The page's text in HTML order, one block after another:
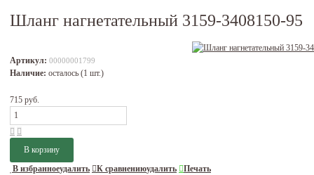
Шланг нагнетательный 3159-3408150-95
Артикул: 00000001799
Наличие: осталось (1 шт.)
715 руб.
В избранноеудалить К сравнениюудалить
Печать